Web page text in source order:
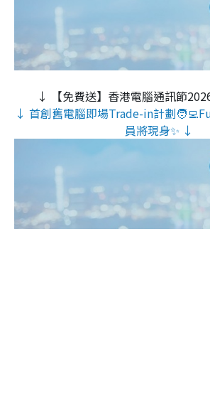
↓ 【免費送】香港電腦通訊節
↓ 首創舊電腦即場Trade-in計劃
員將現身✨ ↓